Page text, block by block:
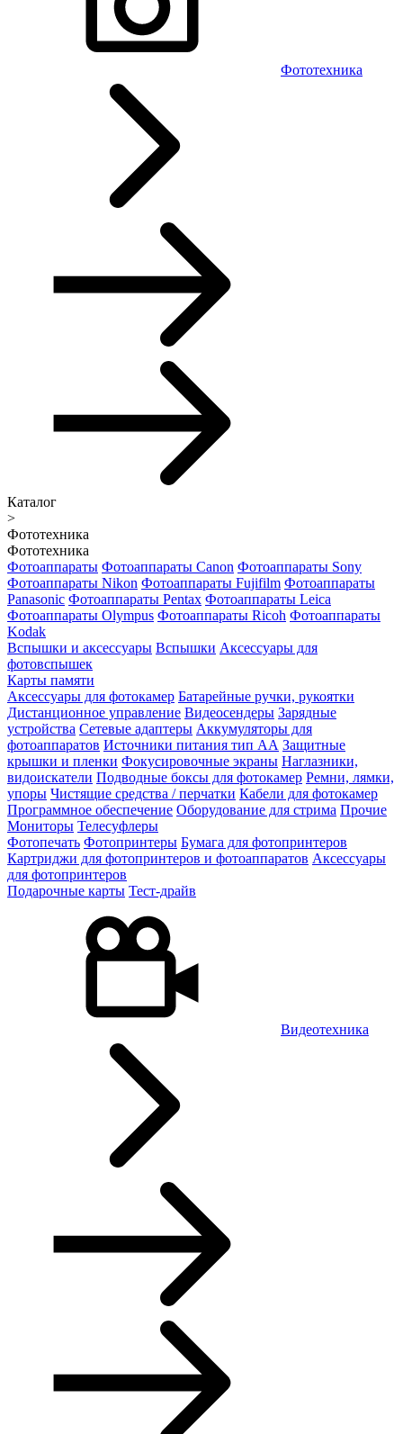
Фототехника
Каталог
>
Фототехника
Фототехника
Фотоаппараты Фотоаппараты Canon Фотоаппараты Sony
Фотоаппараты Nikon Фотоаппараты Fujifilm Фотоаппараты
Panasonic Фотоаппараты Pentax Фотоаппараты Leica
Фотоаппараты Olympus Фотоаппараты Ricoh Фотоаппараты
Kodak
Вспышки и аксессуары Вспышки Аксессуары для
фотовспышек
Карты памяти
Аксессуары для фотокамер Батарейные ручки, рукоятки
Дистанционное управление Видеосендеры Зарядные
устройства Сетевые адаптеры Аккумуляторы для
фотоаппаратов Источники питания тип АА Защитные
крышки и пленки Фокусировочные экраны Наглазники,
видоискатели Подводные боксы для фотокамер Ремни, лямки,
упоры Чистящие средства / перчатки Кабели для фотокамер
Программное обеспечение Оборудование для стрима Прочие
Мониторы Телесуфлеры
Фотопечать Фотопринтеры Бумага для фотопринтеров
Картриджи для фотопринтеров и фотоаппаратов Аксессуары
для фотопринтеров
Подарочные карты Тест-драйв
Видеотехника